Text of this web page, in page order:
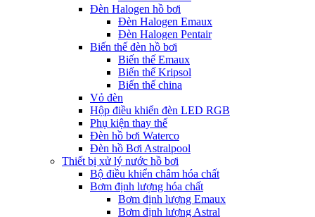
Đèn Halogen hồ bơi
Đèn Halogen Emaux
Đèn Halogen Pentair
Biến thế đèn hồ bơi
Biến thế Emaux
Biến thế Kripsol
Biến thế china
Vỏ đèn
Hộp điều khiển đèn LED RGB
Phụ kiện thay thế
Đèn hồ bơi Waterco
Đèn hồ Bơi Astralpool
Thiết bị xử lý nước hồ bơi
Bộ điều khiển châm hóa chất
Bơm định lượng hóa chất
Bơm định lượng Emaux
Bơm định lượng Astral